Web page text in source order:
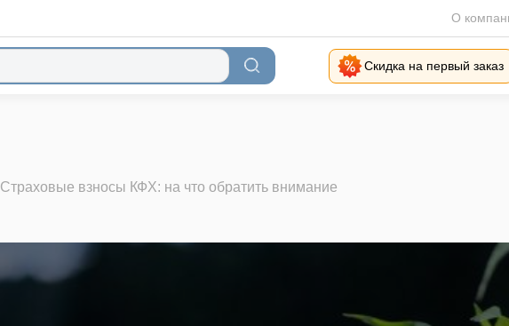
О
Скидка на первый заказ
Страховые взносы КФХ: на что обратить внимание